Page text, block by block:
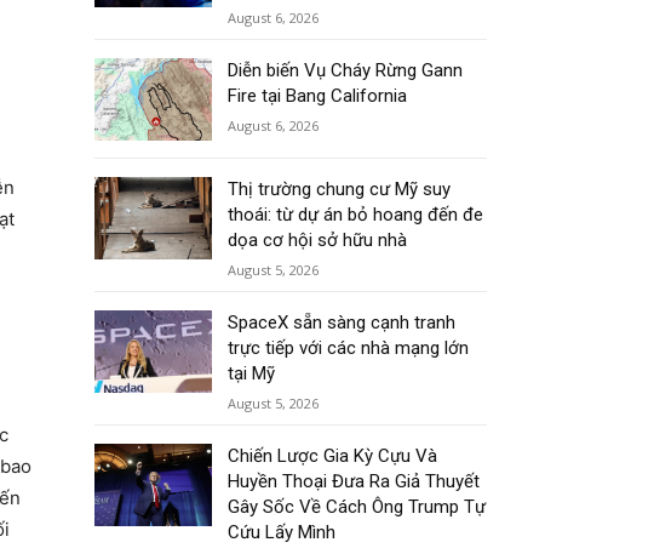
August 6, 2026
Diễn biến Vụ Cháy Rừng Gann
Fire tại Bang California
August 6, 2026
Thị trường chung cư Mỹ suy
thoái: từ dự án bỏ hoang đến đe
dọa cơ hội sở hữu nhà
August 5, 2026
SpaceX sẵn sàng cạnh tranh
trực tiếp với các nhà mạng lớn
tại Mỹ
August 5, 2026
Chiến Lược Gia Kỳ Cựu Và
Huyền Thoại Đưa Ra Giả Thuyết
Gây Sốc Về Cách Ông Trump Tự
Cứu Lấy Mình